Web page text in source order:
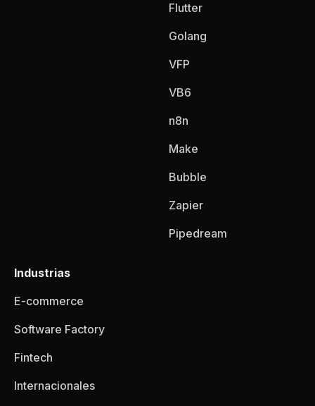
Flutter
Golang
VFP
VB6
n8n
Make
Bubble
Zapier
Pipedream
Industrias
E-commerce
Software Factory
Fintech
Internacionales